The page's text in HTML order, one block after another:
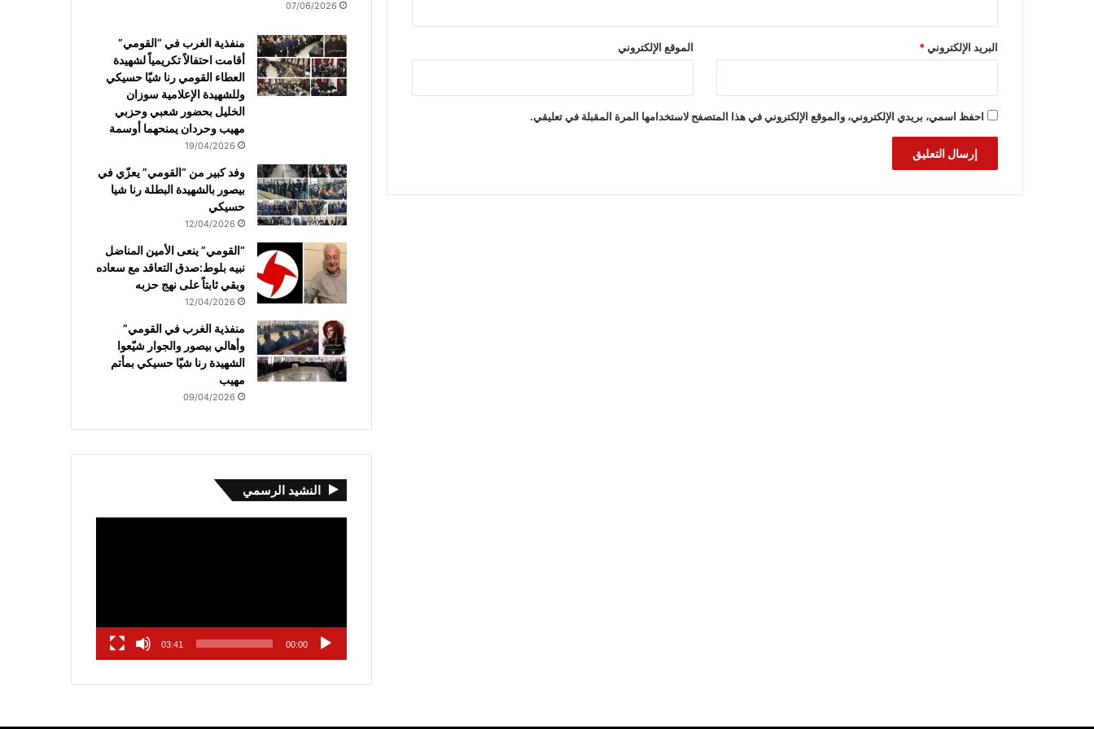
البريد الإلكتروني* الموقع الإلكتروني
احفظ اسمي، بريدي الإلكتروني، والموقع الإلكتروني في هذا المتصفح لاستخدامها المرة المقبلة في تعليقي.
07/06/2026
منفذية الغرب في “القومي”
أقامت احتفالاً تكريمياً لشهيدة
العطاء القومي رنا شيّا حسيكي
وللشهيدة الإعلامية سوزان
الخليل بحضور شعبي وحزبي
مهيب وحردان يمنحهما أوسمة
19/04/2026
وفد كبير من “القومي” يعزّي في
بيصور بالشهيدة البطلة رنا شيا
حسيكي
12/04/2026
“القومي” ينعى الأمين المناضل
نبيه بلوط:صدق التعاقد مع سعاده
وبقي ثابتاً على نهج حزبه
12/04/2026
منفذية الغرب في القومي”
وأهالي بيصور والجوار شيّعوا
الشهيدة رنا شيّا حسيكي بمأتم
مهيب
09/04/2026
النشيد الرسمي
00:00
03:41